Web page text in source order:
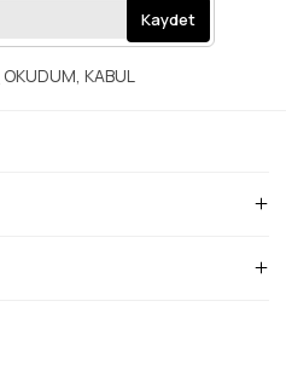
Kaydet
OKUDUM, KABUL